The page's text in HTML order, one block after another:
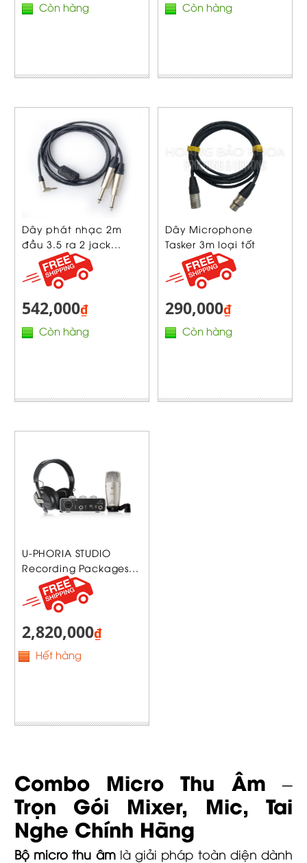
Còn hàng Còn hàng
Dây phát nhạc 2m
đầu 3.5 ra 2 jack...
542,000₫
Còn hàng
Dây Microphone
Tasker 3m loại tốt
290,000₫
Còn hàng
U-PHORIA STUDIO
Recording Packages...
2,820,000₫
Hết hàng
Combo Micro Thu Âm –
Trọn Gói Mixer, Mic, Tai
Nghe Chính Hãng
Bộ micro thu âmlà giải pháp toàn diện dành